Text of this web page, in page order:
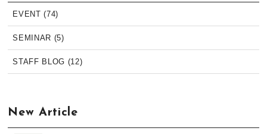
EVENT (74)
SEMINAR (5)
STAFF BLOG (12)
New Article